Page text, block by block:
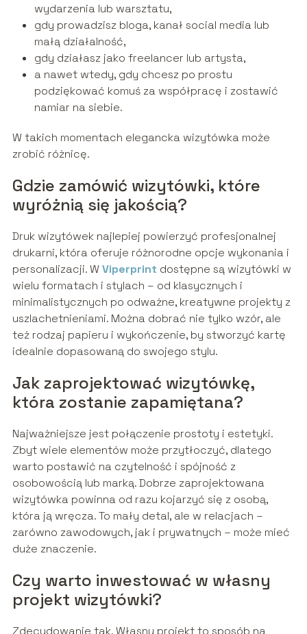
wydarzenia lub warsztatu,
gdy prowadzisz bloga, kanał social media lub
małą działalność,
gdy działasz jako freelancer lub artysta,
a nawet wtedy, gdy chcesz po prostu
podziękować komuś za współpracę i zostawić
namiar na siebie.
W takich momentach elegancka wizytówka może
zrobić różnicę.
Gdzie zamówić wizytówki, które
wyróżnią się jakością?
Druk wizytówek najlepiej powierzyć profesjonalnej
drukarni, która oferuje różnorodne opcje wykonania i
personalizacji. WViperprint dostępne są wizytówki w
wielu formatach i stylach – od klasycznych i
minimalistycznych po odważne, kreatywne projekty z
uszlachetnieniami. Można dobrać nie tylko wzór, ale
też rodzaj papieru i wykończenie, by stworzyć kartę
idealnie dopasowaną do swojego stylu.
Jak zaprojektować wizytówkę,
która zostanie zapamiętana?
Najważniejsze jest połączenie prostoty i estetyki.
Zbyt wiele elementów może przytłoczyć, dlatego
warto postawić na czytelność i spójność z
osobowością lub marką. Dobrze zaprojektowana
wizytówka powinna od razu kojarzyć się z osobą,
która ją wręcza. To mały detal, ale w relacjach –
zarówno zawodowych, jak i prywatnych – może mieć
duże znaczenie.
Czy warto inwestować w własny
projekt wizytówki?
Zdecydowanie tak. Własny projekt to sposób na